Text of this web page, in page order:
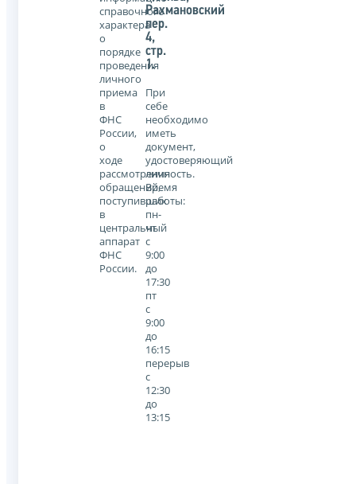
справочного
характера
о
порядке
проведения
личного
приема
в
ФНС
России,
о
ходе
рассмотрения
обращений,
поступивших
в
центральный
аппарат
ФНС
России.
Рахмановский
пер.
4,
стр.
1.
При
себе
необходимо
иметь
документ,
удостоверяющий
личность.
Время
работы:
пн-
чт
с
9:00
до
17:30
пт
с
9:00
до
16:15
перерыв
с
12:30
до
13:15